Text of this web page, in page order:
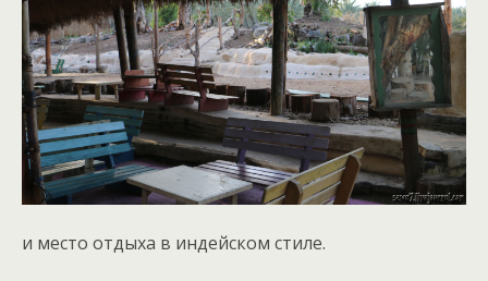
и место отдыха в индейском стиле.